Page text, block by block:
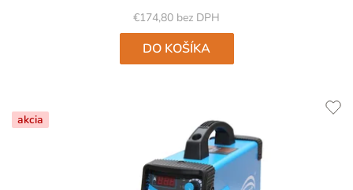
€174,80 bez DPH
DO KOŠÍKA
akcia